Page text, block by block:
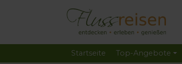
Startseite Top-Angebote